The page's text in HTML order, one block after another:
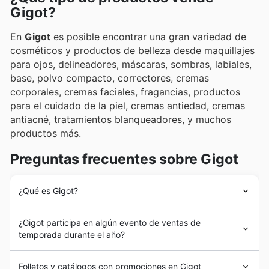
Gigot?
En Gigot es posible encontrar una gran variedad de
cosméticos y productos de belleza desde maquillajes
para ojos, delineadores, máscaras, sombras, labiales,
base, polvo compacto, correctores, cremas
corporales, cremas faciales, fragancias, productos
para el cuidado de la piel, cremas antiedad, cremas
antiacné, tratamientos blanqueadores, y muchos
productos más.
Preguntas frecuentes sobre Gigot
¿Qué es Gigot?
de la empresa en Argentina. La misma arrancó como
una compañía familiar dedicada a la comercialización
de productos de belleza bajo la modalidad de venta
directa o por catálogo.
¿Gigot participa en algún evento de ventas de
temporada durante el año?
Folletos y catálogos con promociones en Gigot